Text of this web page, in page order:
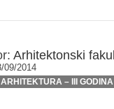
Arhitektonski
09/2014
– III GODINA